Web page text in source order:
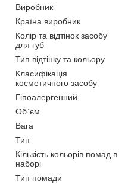
Виробник
Країна виробник
Колір та відтінок засобу
для губ
Тип відтінку та кольору
Класифікація
косметичного засобу
Гіпоалергенний
Об`єм
Вага
Тип
Кількість кольорів помад в
наборі
Тип помади